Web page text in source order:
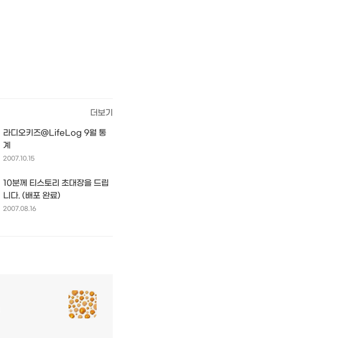
더보기
라디오키즈@LifeLog 9월 통
계
2007.10.15
10분께 티스토리 초대장을 드립
니다. (배포 완료)
2007.08.16